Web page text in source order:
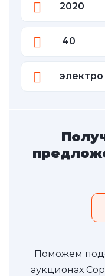
2020
40
электро
Поможем
аукционах